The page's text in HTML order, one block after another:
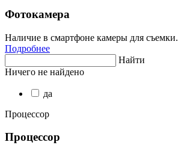
Фотокамера
Наличие в смартфоне камеры для съемки.
Подробнее
Найти
Ничего не найдено
да
Процессор
Процессор